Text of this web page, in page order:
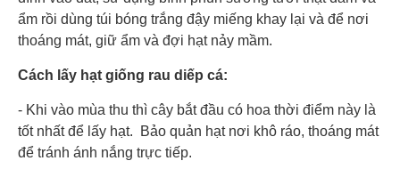
ẩm rồi dùng túi bóng trắng đậy miếng khay lại và để nơi
thoáng mát, giữ ẩm và đợi hạt nảy mầm.
Cách lấy hạt giống rau diếp cá:
- Khi vào mùa thu thì cây bắt đầu có hoa thời điểm này là
tốt nhất để lấy hạt. Bảo quản hạt nơi khô ráo, thoáng mát
để tránh ánh nắng trực tiếp.